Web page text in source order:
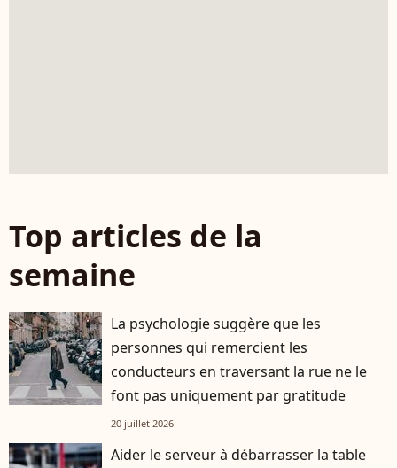
Top articles de la
semaine
La psychologie suggère que les
personnes qui remercient les
conducteurs en traversant la rue ne le
font pas uniquement par gratitude
20 juillet 2026
Aider le serveur à débarrasser la table